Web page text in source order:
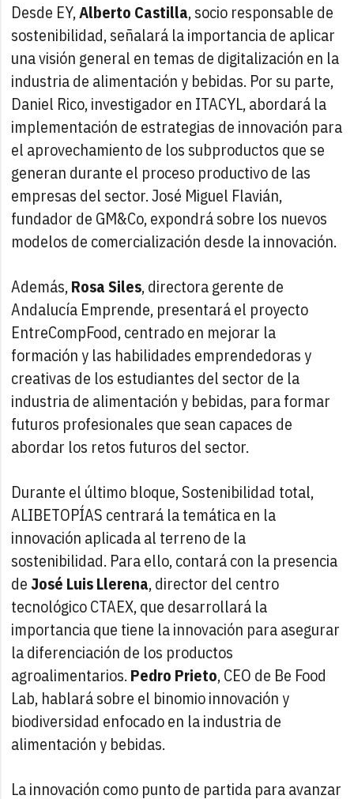
Desde EY,Alberto Castilla, socio responsable de
sostenibilidad, señalará la importancia de aplicar
una visión general en temas de digitalización en la
industria de alimentación y bebidas. Por su parte,
Daniel Rico, investigador en ITACYL, abordará la
implementación de estrategias de innovación para
el aprovechamiento de los subproductos que se
generan durante el proceso productivo de las
empresas del sector. José Miguel Flavián,
fundador de GM&Co, expondrá sobre los nuevos
modelos de comercialización desde la innovación.
Además,Rosa Siles, directora gerente de
Andalucía Emprende, presentará el proyecto
EntreCompFood, centrado en mejorar la
formación y las habilidades emprendedoras y
creativas de los estudiantes del sector de la
industria de alimentación y bebidas, para formar
futuros profesionales que sean capaces de
abordar los retos futuros del sector.
Durante el último bloque, Sostenibilidad total,
ALIBETOPÍAS centrará la temática en la
innovación aplicada al terreno de la
sostenibilidad. Para ello, contará con la presencia
deJosé Luis Llerena, director del centro
tecnológico CTAEX, que desarrollará la
importancia que tiene la innovación para asegurar
la diferenciación de los productos
agroalimentarios. Pedro Prieto, CEO de Be Food
Lab, hablará sobre el binomio innovación y
biodiversidad enfocado en la industria de
alimentación y bebidas.
La innovación como punto de partida para avanzar